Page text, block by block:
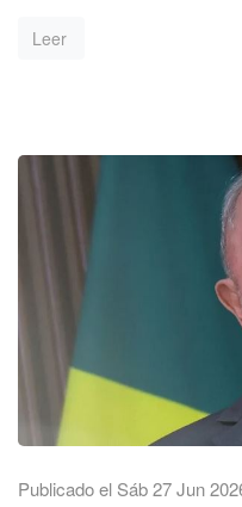
Leer
Publicado el Sáb 27 Jun